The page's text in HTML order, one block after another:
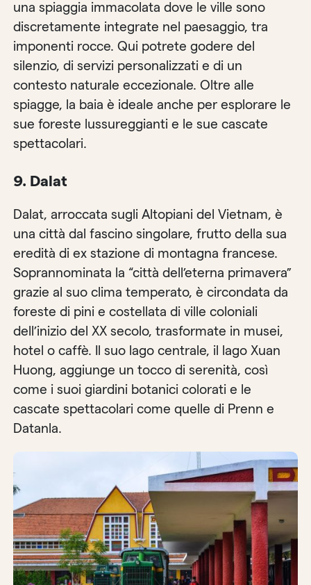
una spiaggia immacolata dove le ville sono
discretamente integrate nel paesaggio, tra
imponenti rocce. Qui potrete godere del
silenzio, di servizi personalizzati e di un
contesto naturale eccezionale. Oltre alle
spiagge, la baia è ideale anche per esplorare le
sue foreste lussureggianti e le sue cascate
spettacolari.
9. Dalat
Dalat, arroccata sugli Altopiani del Vietnam, è
una città dal fascino singolare, frutto della sua
eredità di ex stazione di montagna francese.
Soprannominata la “città dell’eterna primavera”
grazie al suo clima temperato, è circondata da
foreste di pini e costellata di ville coloniali
dell’inizio del XX secolo, trasformate in musei,
hotel o caffè. Il suo lago centrale, il lago Xuan
Huong, aggiunge un tocco di serenità, così
come i suoi giardini botanici colorati e le
cascate spettacolari come quelle di Prenn e
Datanla.